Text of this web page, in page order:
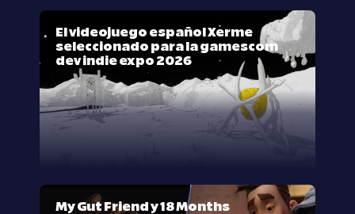
El videojuego español Xerme
seleccionado para la gamescom
dev indie expo 2026
My Gut Friend y 18 Months